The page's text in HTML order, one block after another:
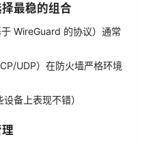
最稳的组合
WireGuard 的协议）通常
UDP）在防火墙严格环境
备上表现不错）